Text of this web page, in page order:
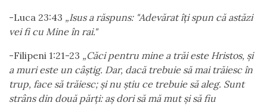
-Luca 23:43 „Isus a răspuns: "Adevărat îți spun că astăzi
vei fi cu Mine în rai."
-Filipeni 1:21-23 „Căci pentru mine a trăi este Hristos, și
a muri este un câștig. Dar, dacă trebuie să mai trăiesc în
trup, face să trăiesc; și nu știu ce trebuie să aleg. Sunt
strâns din două părți: aș dori să mă mut și să fiu